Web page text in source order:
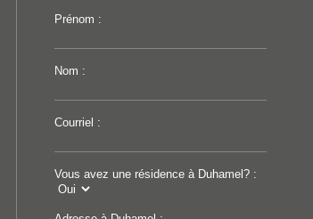
Prénom :
Nom :
Courriel :
Vous avez une résidence à Duhamel? :